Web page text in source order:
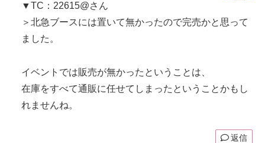
▼TC：22615@さん
＞北急ブースには置いて無かったので完売かと思って
ました。
イベントでは販売が無かったということは、
在庫をすべて通販に任せてしまったということかもし
れませんね。
返信